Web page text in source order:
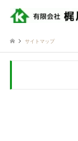
サイトマップ